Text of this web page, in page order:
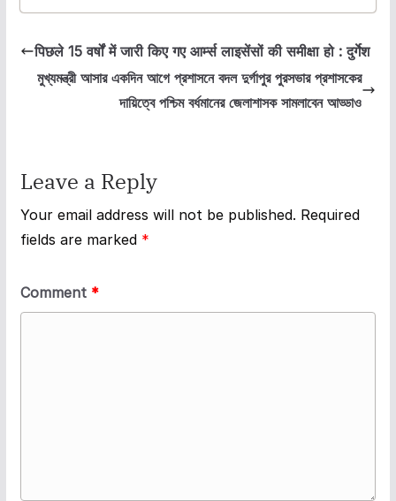
पिछले 15 वर्षों में जारी किए गए आर्म्स लाइसेंसों की समीक्षा हो : दुर्गेश
মুখ্যমন্ত্রী আসার একদিন আগে প্রশাসনে বদল দুর্গাপুর পুরসভার প্রশাসকের
দায়িত্বে পশ্চিম বর্ধমানের জেলাশাসক সামলাবেন আড্ডাও
Leave a Reply
Your email address will not be published. Required
fields are marked *
Comment *